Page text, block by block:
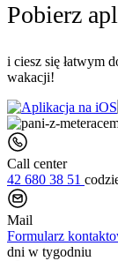
Pobierz
i ciesz się łatwym
wakacji!
Call center
42 680 38 51
Mail
Formularz
dni w tygodniu